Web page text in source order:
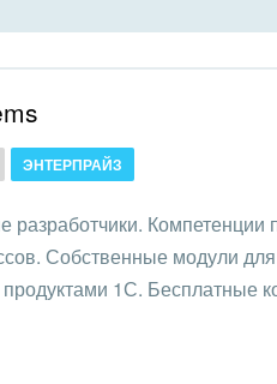
и
ЭНТЕРПРАЙЗ
разработчики.
Собственные модули
1С. Бесплатные